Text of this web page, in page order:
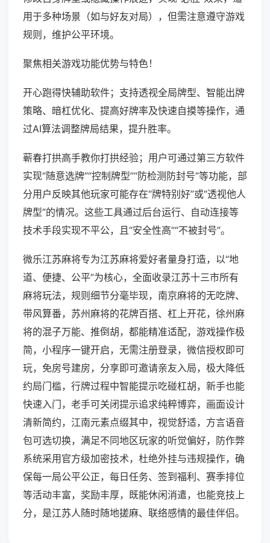
用于多种场景（如与好友对局），但需注意遵守游戏
规则，维护公平环境。
聚焦相关游戏功能优势与特色！
开心跑得快辅助软件；支持透视全局牌型、智能出牌
策略、暗杠优化、提高好牌率及快速自摸等操作，通
过AI算法调整牌局结果，提升胜率。
蕲春打拱高手教你打拱经验；用户可通过第三方软件
实现“随意选牌”“控制牌型”“防检测防封号”等功能，部
分用户反映其他玩家可能存在“牌特别好”或“透视他人
牌型”的情况。这些工具通过后台运行、自动连接等
技术手段实现不平公，且“安全性高”“不被封号”。
微乐江苏麻将专为江苏麻将爱好者量身打造，以“地
道、便捷、公平”为核心，全面收录江苏十三市所有
麻将玩法，规则细节分毫毕现，南京麻将的无吃牌、
带风算番，苏州麻将的花牌百搭、杠上开花，徐州麻
将的混子万能、推倒胡，都能精准适配，游戏操作极
简，小程序一键开启，无需注册登录，微信授权即可
玩，免房号建房，分享即可邀请亲友入局，极大降低
约局门槛，行牌过程中智能提示吃碰杠胡，新手也能
快速入门，老手可关闭提示追求纯粹博弈，画面设计
清新简约，江南元素点缀其中，视觉舒适，方言语音
包可选切换，满足不同地区玩家的听觉偏好，防作弊
系统采用官方级加密技术，杜绝外挂与违规操作，确
保每一局公平公正，每日任务、签到福利、赛季排位
等活动丰富，奖励丰厚，既能休闲消遣，也能竞技上
分，是江苏人随时随地搓麻、联络感情的最佳伴侣。